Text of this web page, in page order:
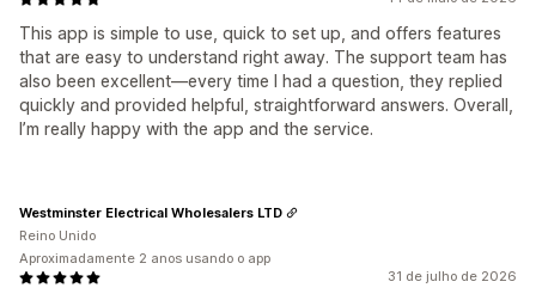
This app is simple to use, quick to set up, and offers features
that are easy to understand right away. The support team has
also been excellent—every time I had a question, they replied
quickly and provided helpful, straightforward answers. Overall,
I’m really happy with the app and the service.
31 de julho de 2026
Westminster Electrical Wholesalers LTD
Reino Unido
Aproximadamente 2 anos usando o app